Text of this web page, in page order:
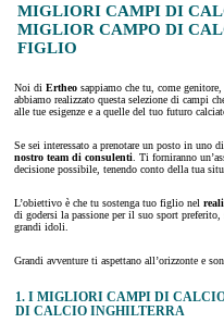
MIGLIORI CAMPI DI
MIGLIOR CAMPO DI
FIGLIO
Noi di Ertheo sappiamo che tu, come
abbiamo realizzato questa selezione di campi
alle tue esigenze e a quelle del tuo futuro
Se sei interessato a prenotare un posto in uno
nostro team di consulenti . Ti forniranno
decisione possibile, tenendo conto della tua
L’obiettivo è che tu sostenga tuo figlio nel
di godersi la passione per il suo sport
grandi idoli.
Grandi avventure ti aspettano all’orizzonte e
1. I MIGLIORI CAMPI DI
DI CALCIO INGHILTERRA